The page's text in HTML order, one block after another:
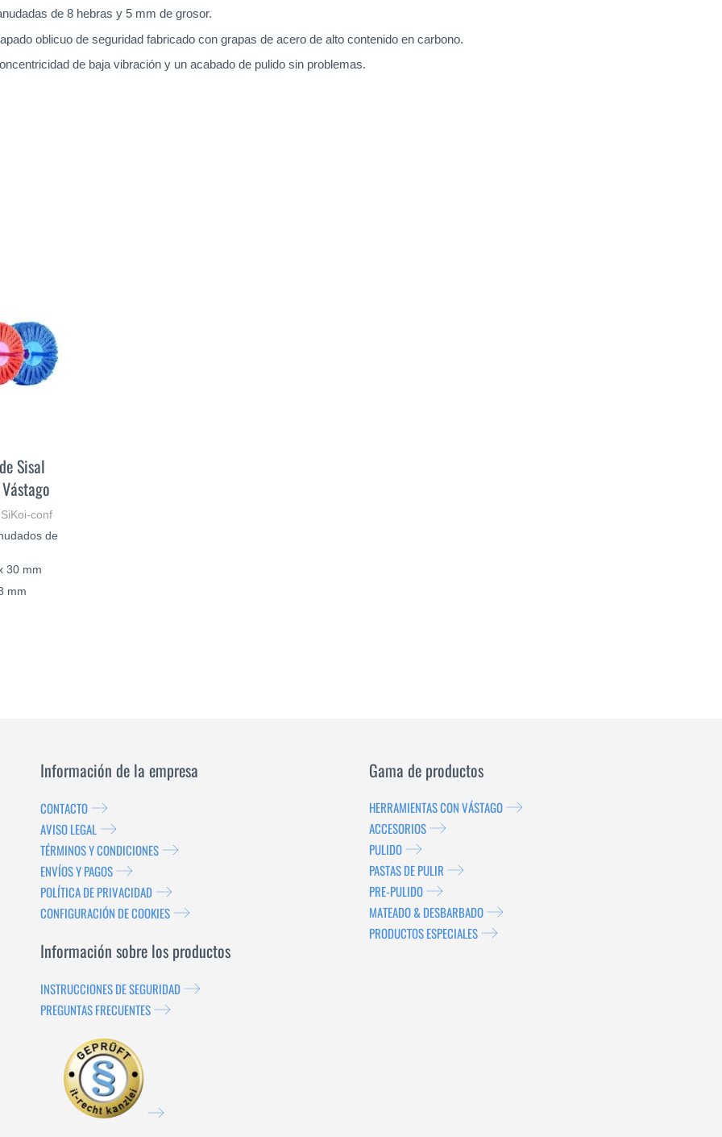
de 8 hebras y 5 mm de grosor.
oblicuo de seguridad fabricado con grapas de acero de alto contenido en carbono.
de baja vibración y un acabado de pulido sin problemas.
Sisal
conf
de
30 mm
mm
Información de la empresa
CONTACTO
AVISO LEGAL
TÉRMINOS Y CONDICIONES
ENVÍOS Y PAGOS
POLÍTICA DE PRIVACIDAD
CONFIGURACIÓN DE COOKIES
Información sobre los productos
INSTRUCCIONES DE SEGURIDAD
PREGUNTAS FRECUENTES
Gama de productos
HERRAMIENTAS CON VÁSTAGO
ACCESORIOS
PULIDO
PASTAS DE PULIR
PRE-PULIDO
MATEADO & DESBARBADO
PRODUCTOS ESPECIALES